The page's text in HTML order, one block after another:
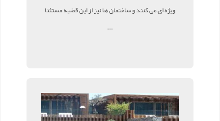
ویژه ای می کنند و ساختمان ها نیز از این قضیه مستثنا
...